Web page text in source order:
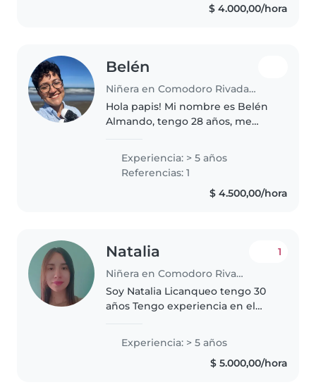
a los niños y jugar con ellos...
$ 4.000,00/hora
Belén
Niñera en Comodoro Rivadavia
Hola papis! Mi nombre es Belén
Almando, tengo 28 años, me
segunda de 7 hermanos.
Considero que tengo un don y
un propósito con los pequeños,
Experiencia: > 5 años
Referencias: 1
$ 4.500,00/hora
Natalia
Niñera en Comodoro Rivadavia
1
Soy Natalia Licanqueo tengo 30
años Tengo experiencia en el
maestra jardinera en institutos
privados y niñera con niños de 1
a 10 años de edad. Me..
Experiencia: > 5 años
$ 5.000,00/hora